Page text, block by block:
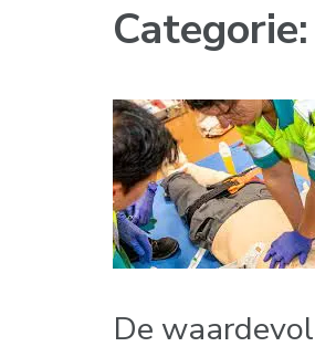
Categorie:
De